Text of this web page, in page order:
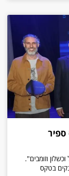
ספרו "שכול וכשלון וזומבים".
בטקס